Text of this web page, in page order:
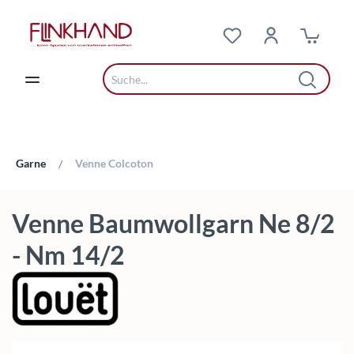
Garne / Venne Colcoton
Venne Baumwollgarn Ne 8/2
- Nm 14/2